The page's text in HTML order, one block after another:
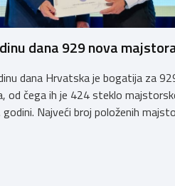
dana 929 nova
dana Hrvatska je bogatija za
od čega ih je 424 steklo
Najveći broj položenih